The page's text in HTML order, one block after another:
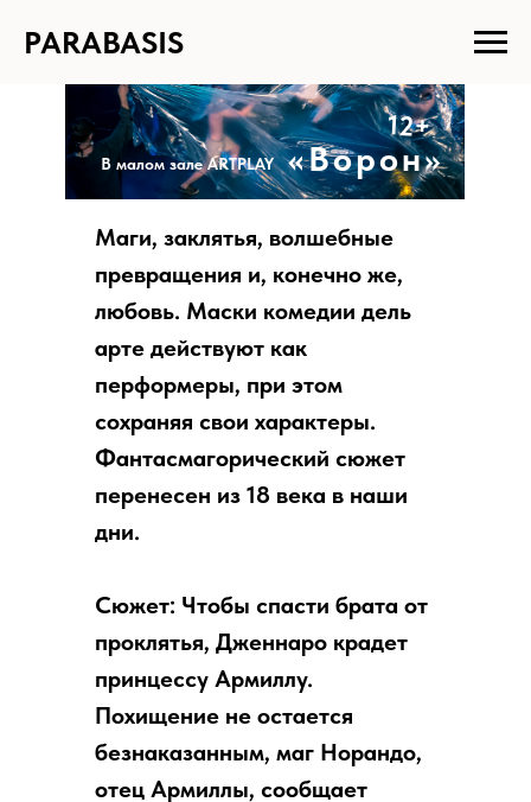
PARABASIS
«Ворон»
Спектакль по пьесе Карло Гоцци
В малом зале ARTPLAY
12+
Маги, заклятья, волшебные
превращения и, конечно же,
любовь. Маски комедии дель
арте действуют как
перформеры, при этом
сохраняя свои характеры.
Фантасмагорический сюжет
перенесен из 18 века в наши
дни.
Сюжет: Чтобы спасти брата от
проклятья, Дженнаро крадет
принцессу Армиллу.
Похищение не остается
безнаказанным, маг Норандо,
отец Армиллы, сообщает